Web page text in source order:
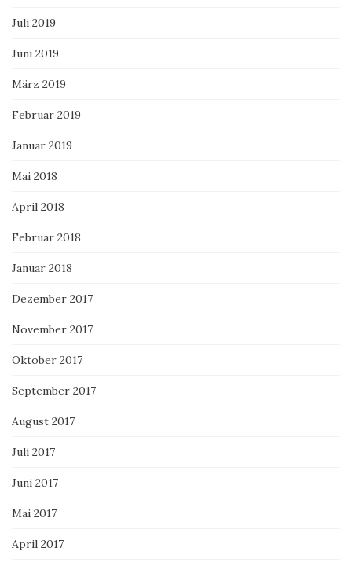
Juli 2019
Juni 2019
März 2019
Februar 2019
Januar 2019
Mai 2018
April 2018
Februar 2018
Januar 2018
Dezember 2017
November 2017
Oktober 2017
September 2017
August 2017
Juli 2017
Juni 2017
Mai 2017
April 2017